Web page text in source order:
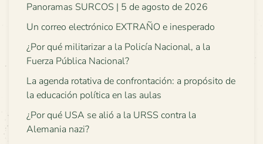
Panoramas SURCOS | 5 de agosto de 2026
Un correo electrónico EXTRAÑO e inesperado
¿Por qué militarizar a la Policía Nacional, a la
Fuerza Pública Nacional?
La agenda rotativa de confrontación: a propósito de
la educación política en las aulas
¿Por qué USA se alió a la URSS contra la
Alemania nazi?